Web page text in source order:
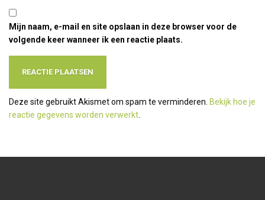
Mijn naam, e-mail en site opslaan in deze browser voor de
volgende keer wanneer ik een reactie plaats.
Deze site gebruikt Akismet om spam te verminderen. Bekijk hoe je
reactie gegevens worden verwerkt